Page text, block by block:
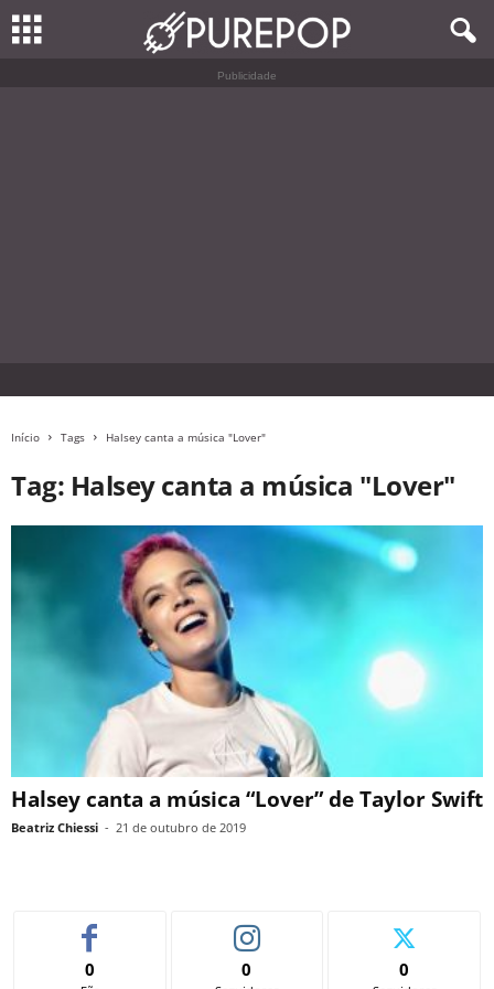
Publicidade
Início Tags Halsey canta a música "Lover"
Tag: Halsey canta a música "Lover"
Halsey canta a música “Lover” de Taylor Swift
Beatriz Chiessi - 21 de outubro de 2019
0 0 0